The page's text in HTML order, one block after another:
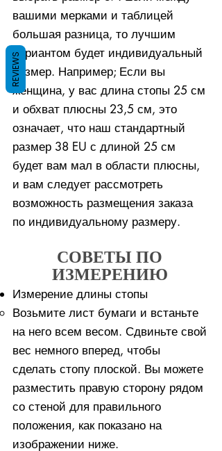
вашими мерками и таблицей
большая разница, то лучшим
вариантом будет индивидуальный
размер. Например; Если вы
женщина, у вас длина стопы 25 см
и обхват плюсны 23,5 см, это
означает, что наш стандартный
размер 38 EU с длиной 25 см
будет вам мал в области плюсны,
и вам следует рассмотреть
возможность размещения заказа
по индивидуальному размеру.
СОВЕТЫ ПО
ИЗМЕРЕНИЮ
Измерение длины стопы
Возьмите лист бумаги и встаньте
на него всем весом. ​Сдвиньте свой
вес немного вперед, чтобы
сделать стопу плоской. Вы можете
разместить правую сторону рядом
со стеной для правильного
положения, как показано на
изображении ниже.
REVIEWS